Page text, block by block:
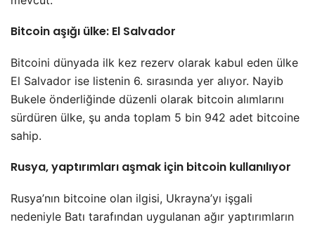
Bitcoin aşığı ülke: El Salvador
Bitcoini dünyada ilk kez rezerv olarak kabul eden ülke
El Salvador ise listenin 6. sırasında yer alıyor. Nayib
Bukele önderliğinde düzenli olarak bitcoin alımlarını
sürdüren ülke, şu anda toplam 5 bin 942 adet bitcoine
sahip.
Rusya, yaptırımları aşmak için bitcoin kullanılıyor
Rusya’nın bitcoine olan ilgisi, Ukrayna’yı işgali
nedeniyle Batı tarafından uygulanan ağır yaptırımların